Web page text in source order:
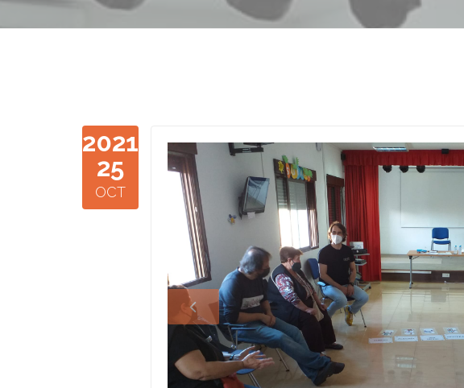
2021
25
OCT
WhatsApp
25 at 13.33.08